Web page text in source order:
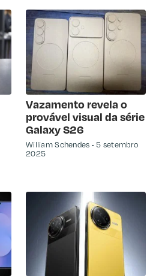
Vazamento revela o
provável visual da série
Galaxy S26
William Schendes
5 setembro
2025